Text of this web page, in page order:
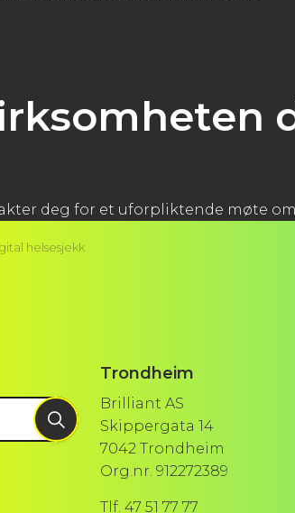
deg for et uforpliktende møte
helsesjekk
Trondheim
Brilliant AS
Skippergata 14
7042 Trondheim
Org.nr. 912272389
Tlf. 47 51 77 77